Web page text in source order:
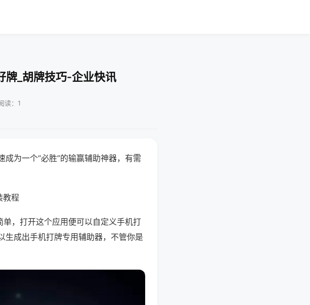
牌_胡牌技巧-企业快讯
读：1
为一个“必胜”的输赢辅助神器，有需
教程
，打开这个应用便可以自定义手机打
生成出手机打牌专用辅助器，不管你是